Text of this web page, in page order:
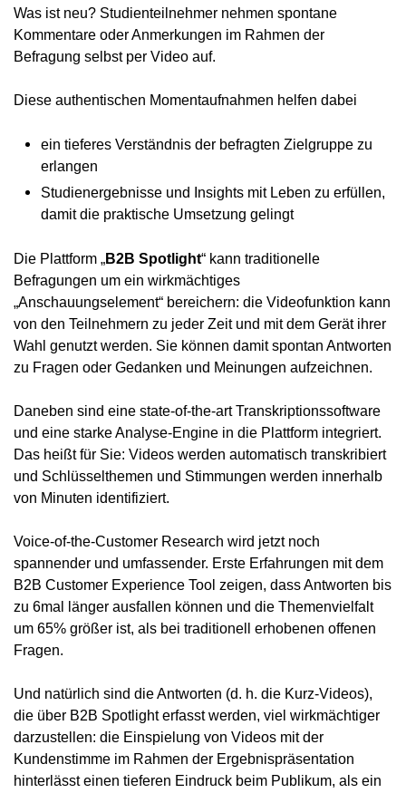
Was ist neu? Studienteilnehmer nehmen spontane
Kommentare oder Anmerkungen im Rahmen der
Befragung selbst per Video auf.
Diese authentischen Momentaufnahmen helfen dabei
ein tieferes Verständnis der befragten Zielgruppe zu
erlangen
Studienergebnisse und Insights mit Leben zu erfüllen,
damit die praktische Umsetzung gelingt
Die Plattform „ B2B Spotlight“ kann traditionelle
Befragungen um ein wirkmächtiges
„Anschauungselement“ bereichern: die Videofunktion kann
von den Teilnehmern zu jeder Zeit und mit dem Gerät ihrer
Wahl genutzt werden. Sie können damit spontan Antworten
zu Fragen oder Gedanken und Meinungen aufzeichnen.
Daneben sind eine state-of-the-art Transkriptionssoftware
und eine starke Analyse-Engine in die Plattform integriert.
Das heißt für Sie: Videos werden automatisch transkribiert
und Schlüsselthemen und Stimmungen werden innerhalb
von Minuten identifiziert.
Voice-of-the-Customer Research wird jetzt noch
spannender und umfassender. Erste Erfahrungen mit dem
B2B Customer Experience Tool zeigen, dass Antworten bis
zu 6mal länger ausfallen können und die Themenvielfalt
um 65% größer ist, als bei traditionell erhobenen offenen
Fragen.
Und natürlich sind die Antworten (d. h. die Kurz-Videos),
die über B2B Spotlight erfasst werden, viel wirkmächtiger
darzustellen: die Einspielung von Videos mit der
Kundenstimme im Rahmen der Ergebnispräsentation
hinterlässt einen tieferen Eindruck beim Publikum, als ein